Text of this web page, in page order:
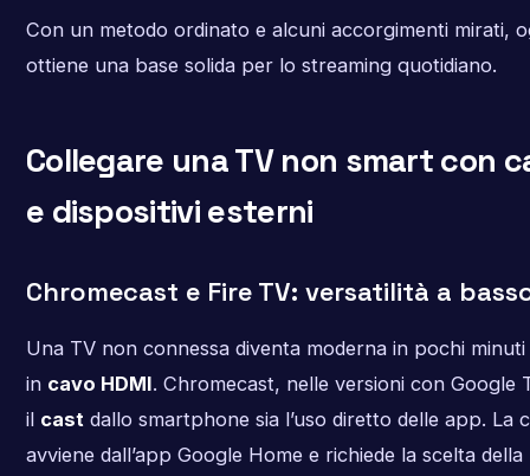
Con un metodo ordinato e alcuni accorgimenti mirati,
ottiene una base solida per lo streaming quotidiano.
Collegare una TV non smart con
e dispositivi esterni
Chromecast e Fire TV: versatilità a
Una TV non connessa diventa moderna in pochi
in cavo HDMI. Chromecast, nelle versioni con Google
il cast dallo smartphone sia l’uso diretto delle app. La
avviene dall’app Google Home e richiede la scelta della